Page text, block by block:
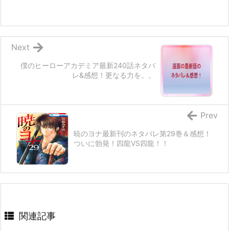
僕のヒーローアカデミア最新240話ネタバ
レ&感想！更なる力を。。
Next
暁のヨナ最新刊のネタバレ第29巻＆感想！
ついに勃発！四龍VS四龍！！
Prev
関連記事